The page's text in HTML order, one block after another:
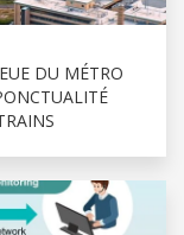
DU MÉTRO